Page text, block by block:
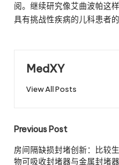
阅。继续研究像艾曲波帕这
具有挑战性疾病的儿科患者
MedXY
View All Posts
Post
navigation
Previous Post
房间隔缺损封堵创新：比较生
物可吸收封堵器与金属封堵器